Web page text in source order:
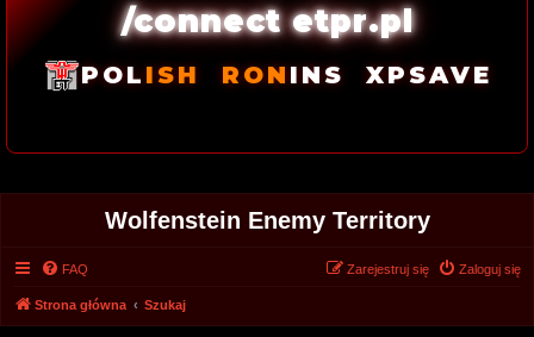
/connect etpr.pl
POL ISH RONINS XPSAVE
Wolfenstein Enemy Territory
FAQ Zaloguj się
Zarejestruj się
Strona główna Szukaj